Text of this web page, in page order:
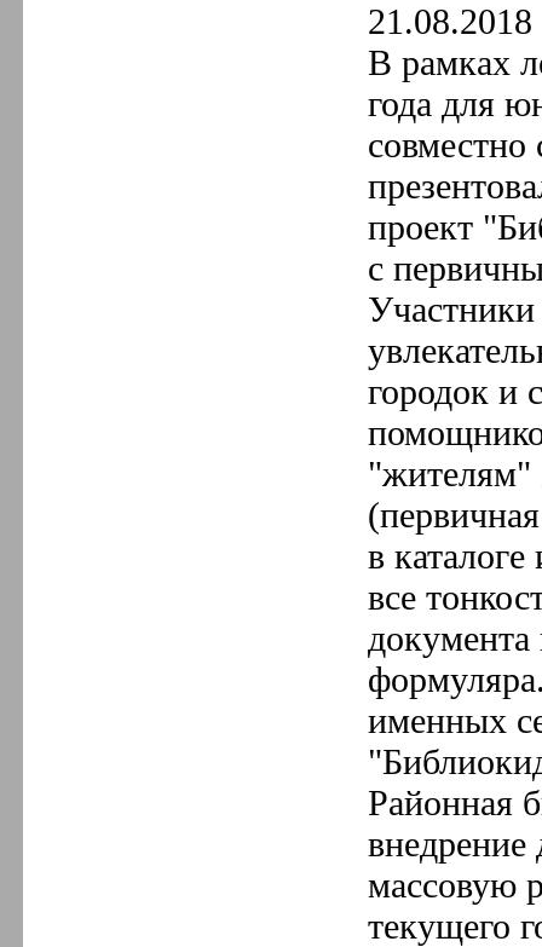
21.08.2018
В рамках
года для
проект
с
Участники
городок и
"жителям"
в
все
документа
именных
Районная
внедрение
массовую
текущего